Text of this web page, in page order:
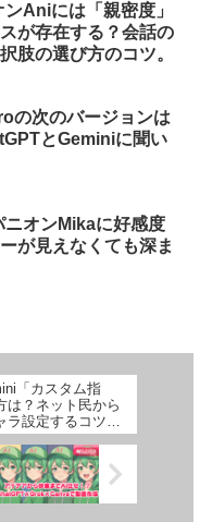
Aniには「親密度」
が存在する？会話の
肢の選び方のコツ。
の次のバージョンは
とGeminiに聞い
オンMikaに好感度
が見えなくても深ま
「カスタム指
は？ネット民から
設定するコツを